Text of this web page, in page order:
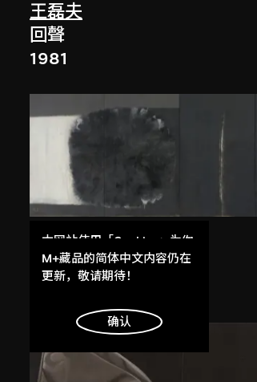
王磊夫
回聲
1981
張健君
有 No.115
1985–1986
本网站使用「Cookies」为你
提供最好的网站体验。
了解更多
明白
M+藏品的简体中文内容仍在
更新，敬请期待！
确认